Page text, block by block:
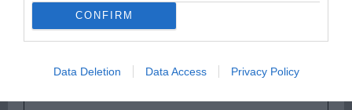
CONFIRM
Data Deletion Data Access Privacy Policy